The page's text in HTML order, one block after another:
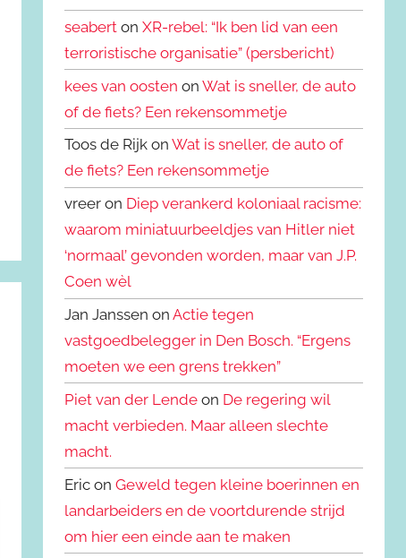
seabert onXR-rebel: “Ik ben lid van een
terroristische organisatie” (persbericht)
kees van oosten onWat is sneller, de auto
of de fiets? Een rekensommetje
Toos de Rijk onWat is sneller, de auto of
de fiets? Een rekensommetje
vreer on Diep verankerd koloniaal racisme:
waarom miniatuurbeeldjes van Hitler niet
‘normaal’ gevonden worden, maar van J.P.
Coen wèl
Jan Janssen onActie tegen
vastgoedbelegger in Den Bosch. “Ergens
moeten we een grens trekken”
Piet van der Lende on De regering wil
macht verbieden. Maar alleen slechte
macht.
Eric onGeweld tegen kleine boerinnen en
landarbeiders en de voortdurende strijd
om hier een einde aan te maken